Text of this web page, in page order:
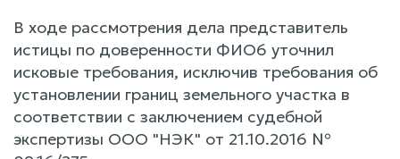
В ходе рассмотрения дела представитель
истицы по доверенности ФИО6 уточнил
исковые требования, исключив требования об
установлении границ земельного участка в
соответствии с заключением судебной
экспертизы ООО "НЭК" от 21.10.2016 №